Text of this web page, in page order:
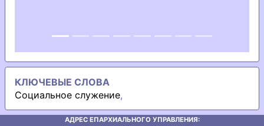
КЛЮЧЕВЫЕ СЛОВА
Социальное служение,
АДРЕС ЕПАРХИАЛЬНОГО УПРАВЛЕНИЯ: